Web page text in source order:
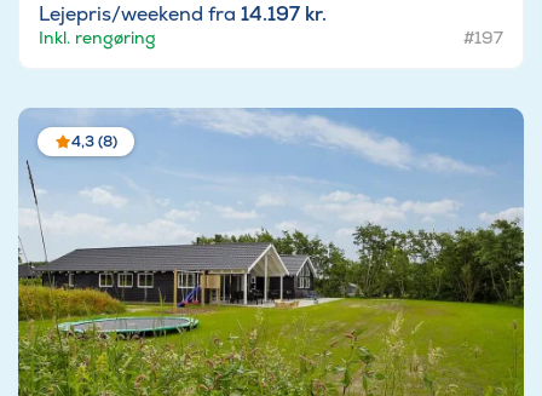
Lejepris/weekend fra 14.197 kr.
Inkl. rengøring #197
4,3 (8)